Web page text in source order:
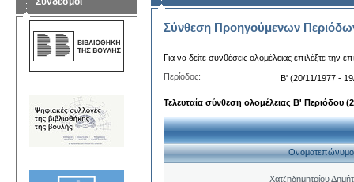
Σύνθεση Προηγούμενων
Για να δείτε συνθέσεις ολομέλειας επιλέξτε την
Περίοδος:
Τελευταία σύνθεση ολομέλειας Β' Περιόδου
Ονοματεπώνυμο
Χατζηδημητρίου